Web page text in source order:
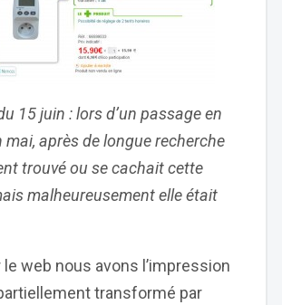
15 juin : lors d’un passage en
après de longue recherche
trouvé ou se cachait cette
malheureusement elle était
web nous avons l’impression
transformé par